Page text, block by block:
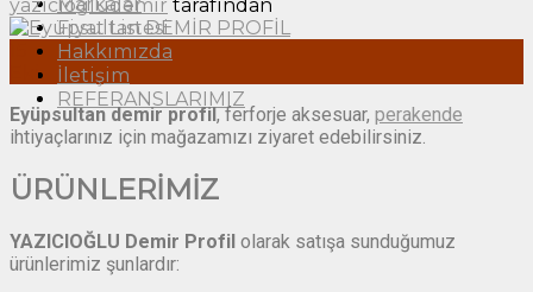
Fiyat Listesi
Hakkımızda
İletişim
REFERANSLARIMIZ
yaziciogludemir tarafından
Eki
Eyüpsultan demir profil, ferforje aksesuar, perakende
ihtiyaçlarınız için mağazamızı ziyaret edebilirsiniz.
ÜRÜNLERİMİZ
YAZICIOĞLU Demir Profil olarak satışa sunduğumuz
ürünlerimiz şunlardır: